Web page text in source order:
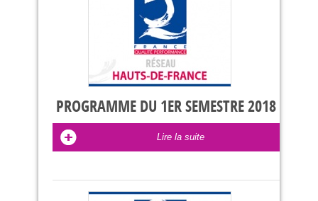
PROGRAMME DU 1ER SEMESTRE 2018
Lire la suite